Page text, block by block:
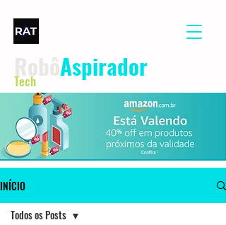
Aspirador
Tech
INÍCIO
Todos os Posts